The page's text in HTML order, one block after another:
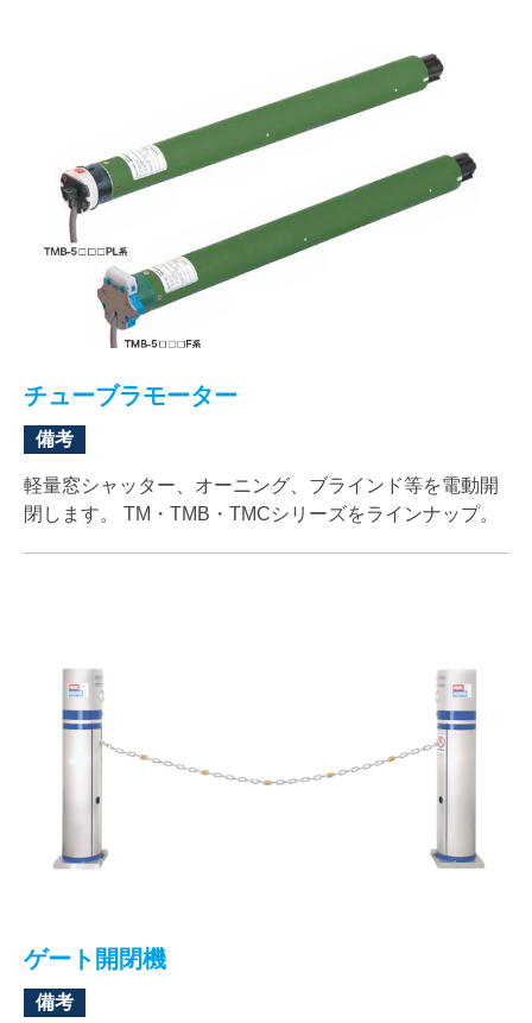
チューブラモーター
備考
軽量窓シャッター、オーニング、ブラインド等を電動開
閉します。 TM・TMB・TMCシリーズをラインナップ。
ゲート開閉機
備考